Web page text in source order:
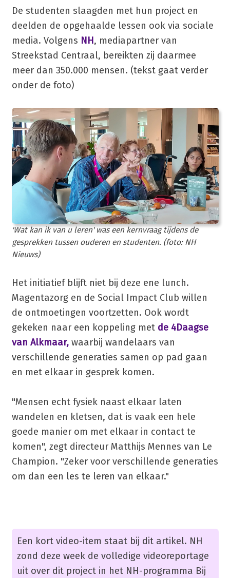
De studenten slaagden met hun project en
deelden de opgehaalde lessen ook via sociale
media. Volgens NH, mediapartner van
Streekstad Centraal, bereikten zij daarmee
meer dan 350.000 mensen. (tekst gaat verder
onder de foto)
'Wat kan ik van u leren' was een kernvraag tijdens de
gesprekken tussen ouderen en studenten. (foto: NH
Nieuws)
Het initiatief blijft niet bij deze ene lunch.
Magentazorg en de Social Impact Club willen
de ontmoetingen voortzetten. Ook wordt
gekeken naar een koppeling met de 4Daagse
van Alkmaar,waarbij wandelaars van
verschillende generaties samen op pad gaan
en met elkaar in gesprek komen.
"Mensen echt fysiek naast elkaar laten
wandelen en kletsen, dat is vaak een hele
goede manier om met elkaar in contact te
komen", zegt directeur Matthijs Mennes van Le
Champion. "Zeker voor verschillende generaties
om dan een les te leren van elkaar."
Een kort video-item staat bij dit artikel. NH
zond deze week de volledige videoreportage
uit over dit project in het NH-programma Bij